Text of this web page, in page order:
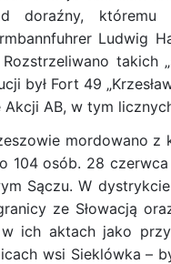
doraźny,
Ludwig
takich
był Fort 49
AB, w tym
mordowano z
104 osób. 28
Sączu. W
ze Słowacją
ich aktach jako
wsi Sieklówka –